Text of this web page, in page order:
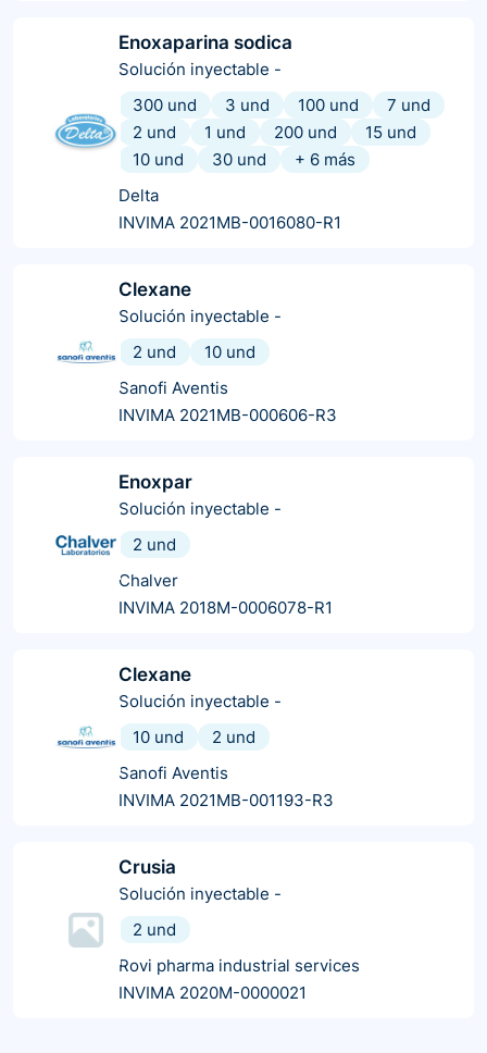
Enoxaparina sodica
Solución inyectable -
300 und
3 und 100 und
7 und
2 und
1 und 200 und
15 und
10 und
30 und + 6 más
Delta
INVIMA 2021MB-0016080-R1
Clexane
Solución inyectable -
2 und
10 und
Sanofi Aventis
INVIMA 2021MB-000606-R3
Enoxpar
Solución inyectable -
2 und
Chalver
INVIMA 2018M-0006078-R1
Clexane
Solución inyectable -
10 und
2 und
Sanofi Aventis
INVIMA 2021MB-001193-R3
Crusia
Solución inyectable -
2 und
Rovi pharma industrial services
INVIMA 2020M-0000021